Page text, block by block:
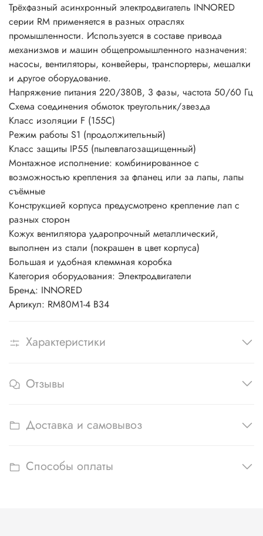
Трёхфазный асинхронный электродвигатель INNORED
серии RM применяется в разных отраслях
промышленности. Используется в составе привода
механизмов и машин общепромышленного назначения:
насосы, вентиляторы, конвейеры, транспортеры, мешалки
и другое оборудование.
Напряжение питания 220/380В, 3 фазы, частота 50/60 Гц
Схема соединения обмоток треугольник/звезда
Класс изоляции F (155C)
Режим работы S1 (продолжительный)
Класс защиты IP55 (пылевлагозащищенный)
Монтажное исполнение: комбинированное с
возможностью крепления за фланец или за лапы, лапы
съёмные
Конструкцией корпуса предусмотрено крепление лап с
разных сторон
Кожух вентилятора ударопрочный металлический,
выполнен из стали (покрашен в цвет корпуса)
Большая и удобная клеммная коробка
Категория оборудования: Электродвигатели
Бренд: INNORED
Артикул: RM80M1-4 B34
Характеристики
Отзывы
Доставка и самовывоз
Способы оплаты